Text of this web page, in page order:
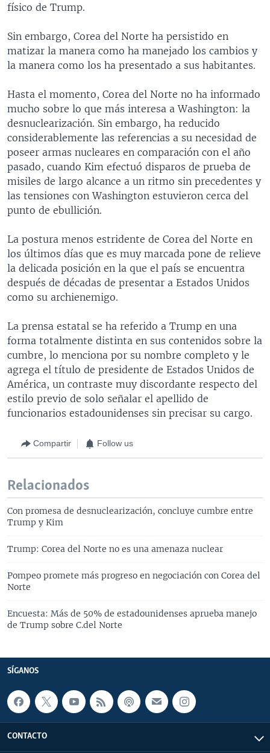
físico de Trump.
Sin embargo, Corea del Norte ha persistido en
matizar la manera como ha manejado los cambios y
la manera como los ha presentado a sus habitantes.
Hasta el momento, Corea del Norte no ha informado
mucho sobre lo que más interesa a Washington: la
desnuclearización. Sin embargo, ha reducido
considerablemente las referencias a su necesidad de
poseer armas nucleares en comparación con el año
pasado, cuando Kim efectuó disparos de prueba de
misiles de largo alcance a un ritmo sin precedentes y
las tensiones con Washington estuvieron cerca del
punto de ebullición.
La postura menos estridente de Corea del Norte en
los últimos días que es muy marcada pone de relieve
la delicada posición en la que el país se encuentra
después de décadas de presentar a Estados Unidos
como su archienemigo.
La prensa estatal se ha referido a Trump en una
forma totalmente distinta en sus contenidos sobre la
cumbre, lo menciona por su nombre completo y le
agrega el título de presidente de Estados Unidos de
América, un contraste muy discordante respecto del
estilo previo de solo señalar el apellido de
funcionarios estadounidenses sin precisar su cargo.
Compartir Follow us
Relacionados
Con promesa de desnuclearización, concluye cumbre entre
Trump y Kim
Trump: Corea del Norte no es una amenaza nuclear
Pompeo promete más progreso en negociación con Corea del
Norte
Encuesta: Más de 50% de estadounidenses aprueba manejo
de Trump sobre C.del Norte
SÍGANOS
CONTACTO